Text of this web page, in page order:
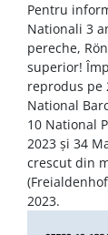
Pentru
Nationali 3
pereche,
superior!
reprodus pe
National
10 National
2023 și 34
crescut din
2023.